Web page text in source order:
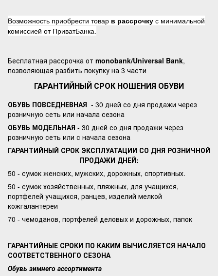
Возможность приобрести товар в рассрочку с минимальной
комиссией от ПриватБанка.
Бесплатная рассрочка от monobank/Universal Bank,
позволяющая разбить покупку на 3 части
ГАРАНТИЙНЫЙ СРОК НОШЕНИЯ ОБУВИ
ОБУВЬ ПОВСЕДНЕВНАЯ - 30 дней со дня продажи через
розничную сеть или начала сезона
ОБУВЬ МОДЕЛЬНАЯ - 30 дней со дня продажи через
розничную сеть или с начала сезона
ГАРАНТИЙНЫЙ СРОК ЭКСПЛУАТАЦИИ СО ДНЯ РОЗНИЧНОЙ
ПРОДАЖИ ДНЕЙ:
50 - сумок женских, мужских, дорожных, спортивных.
50 - сумок хозяйственных, пляжных, для учащихся,
портфелей учащихся, ранцев, изделий мелкой
кожгалантереи
70 - чемоданов, портфелей деловых и дорожных, папок
ГАРАНТИЙНЫЕ СРОКИ ПО КАКИМ ВЫЧИСЛЯЕТСЯ НАЧАЛО
СООТВЕТСТВЕННОГО СЕЗОНА
Обувь зимнего ассортимента